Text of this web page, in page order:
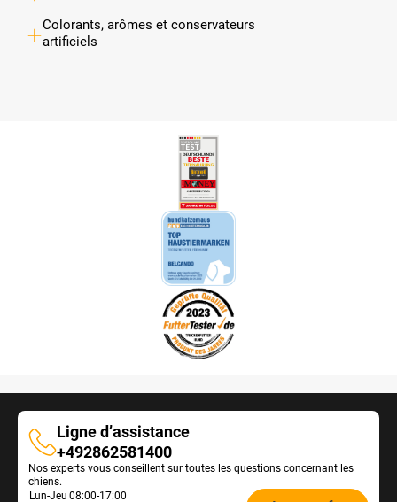
Colorants, arômes et conservateurs
artificiels
Ligne d’assistance
Ligne
d’assistance
+492862581400
Nos experts vous conseillent sur toutes les questions concernant les
chiens.
Lun-Jeu 08:00-17:00